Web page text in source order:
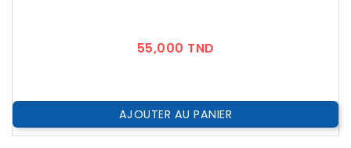
55,000 TND
AJOUTER AU PANIER